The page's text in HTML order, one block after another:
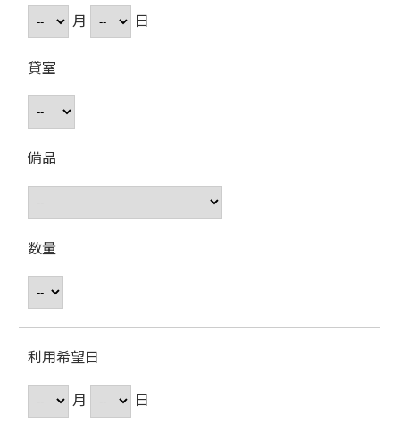
月
日
貸室
備品
数量
利用希望日
月
日